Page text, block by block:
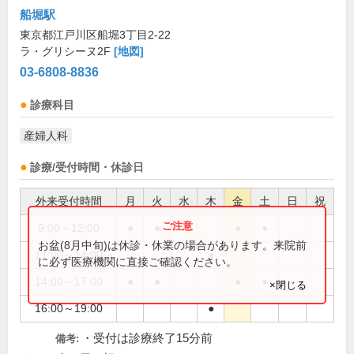
船堀駅
東京都江戸川区船堀3丁目2-22
ラ・グリシーヌ2F [地図]
03-6808-8836
診療科目
産婦人科
診療/受付時間・休診日
外来受付時間 月 火 水 木 金 土 日 祝
11:00～14:00 ●
16:00～19:00 ●
お盆(8月中旬)は休診・休業の場合があります。来院前
に必ず医療機関に直接ご確認ください。
×閉じる
備考: ・受付は診療終了15分前